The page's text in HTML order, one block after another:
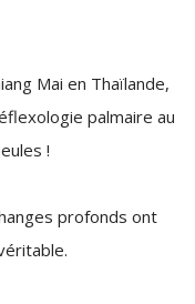
Mai en Thaïlande,
palmaire au
!
profonds ont